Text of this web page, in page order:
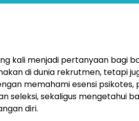
kali menjadi pertanyaan bagi
di dunia rekrutmen, tetapi
memahami esensi psikotes,
seleksi, sekaligus mengetahui
diri.